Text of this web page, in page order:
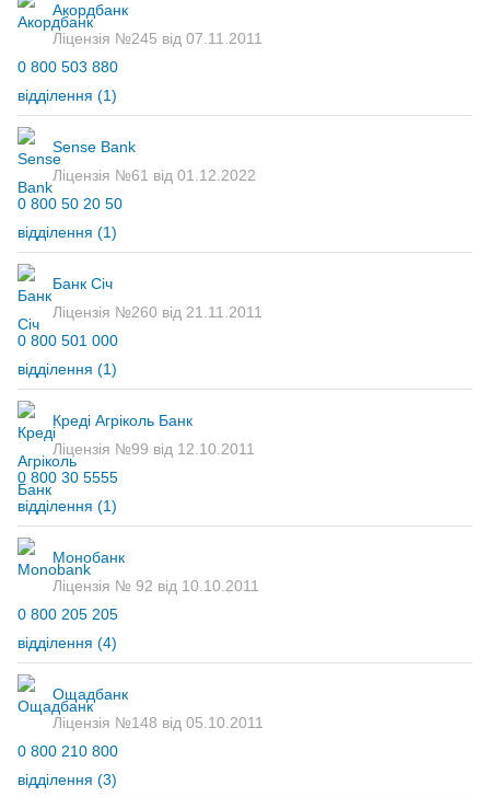
Акордбанк
Ліцензія №245 від 07.11.2011
0 800 503 880
відділення (1)
Sense Bank
Ліцензія №61 від 01.12.2022
0 800 50 20 50
відділення (1)
Банк Січ
Ліцензія №260 від 21.11.2011
0 800 501 000
відділення (1)
Креді Агріколь Банк
Ліцензія №99 від 12.10.2011
0 800 30 5555
відділення (1)
Монобанк
Ліцензія № 92 від 10.10.2011
0 800 205 205
відділення (4)
Ощадбанк
Ліцензія №148 від 05.10.2011
0 800 210 800
відділення (3)